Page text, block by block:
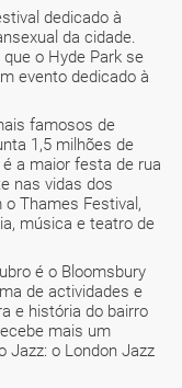
dedicado à
da cidade.
o Hyde Park se
evento dedicado à
famosos de
1,5 milhões de
a maior festa de rua
nas vidas dos
o Thames Festival,
música e teatro de
é o Bloomsbury
de actividades e
e história do bairro
mais um
Jazz: o London Jazz